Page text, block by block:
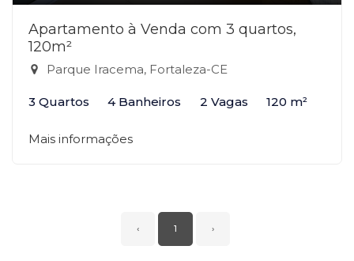
Apartamento à Venda com 3 quartos,
120m²
Parque Iracema, Fortaleza-CE
3 Quartos 4 Banheiros 2 Vagas 120 m²
Mais informações
‹ 1 ›